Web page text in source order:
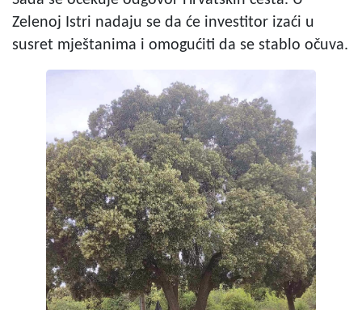
Zelenoj Istri nadaju se da će investitor izaći u
susret mještanima i omogućiti da se stablo očuva.